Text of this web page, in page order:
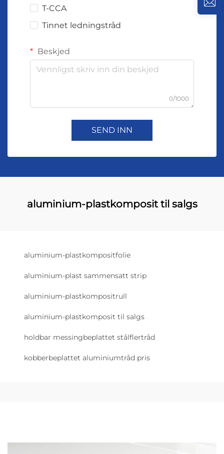
T-CCA
Tinnet ledningstråd
Beskjed
0/1000
SEND INN
aluminium-plastkomposit til salgs
aluminium-plastkompositfolie
aluminium-plast sammensatt strip
aluminium-plastkompositrull
aluminium-plastkomposit til salgs
holdbar messingbeplattet stålflertråd
kobberbeplattet aluminiumtråd pris